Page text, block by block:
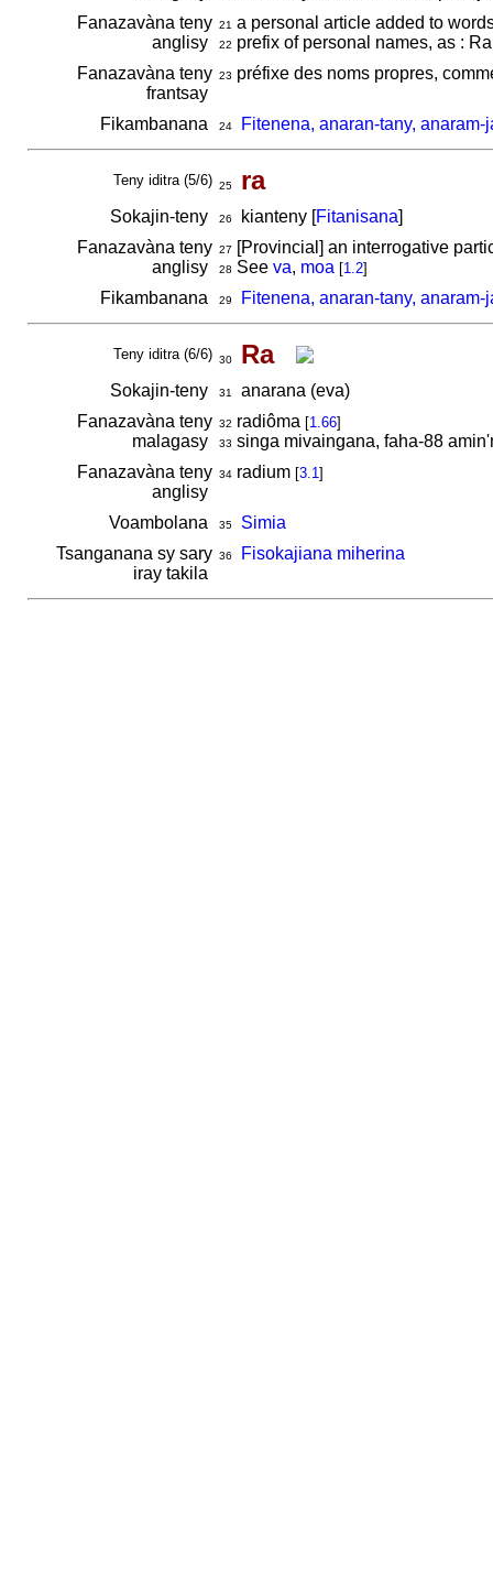
Fanazavàna teny
anglisy
21 a personal article added to
22 prefix of personal names, as :
Fanazavàna teny
frantsay
23 préfixe des noms propres,
Fikambanana 24 Fitenena, anaran-tany,
Teny iditra (5/6) 25 ra
Sokajin-teny 26 kianteny [Fitanisana]
Fanazavàna teny
anglisy
27 [Provincial] an interrogative
28 See va, moa [1.2]
Fikambanana 29 Fitenena, anaran-tany,
Teny iditra (6/6) 30 Ra
Sokajin-teny 31
anarana (eva)
Fanazavàna teny
malagasy
32 radiôma [1.66]
33 singa mivaingana, faha-88
Fanazavàna teny
anglisy
34radium [3.1]
Voambolana 35
Simia
Tsanganana sy sary
iray takila
36 Fisokajiana miherina